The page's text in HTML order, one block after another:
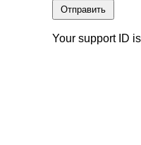
Отправить
Your support ID